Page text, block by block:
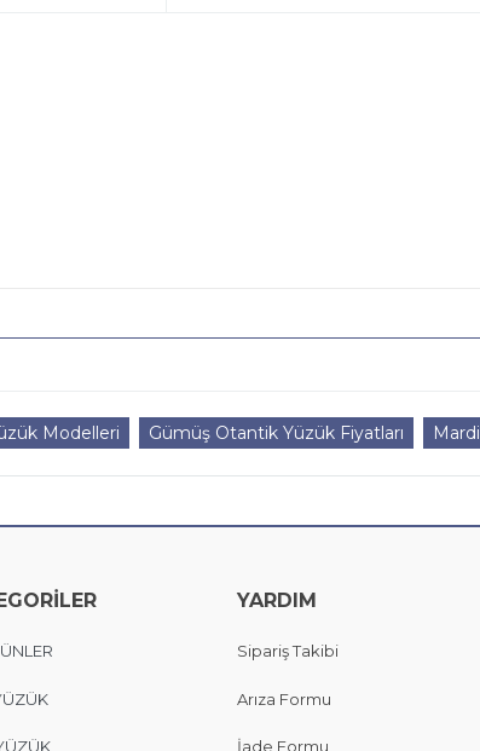
Modelleri Gümüş Otantik Yüzük Fiyatları
YARDIM
Sipariş Takibi
Arıza Formu
İade Formu